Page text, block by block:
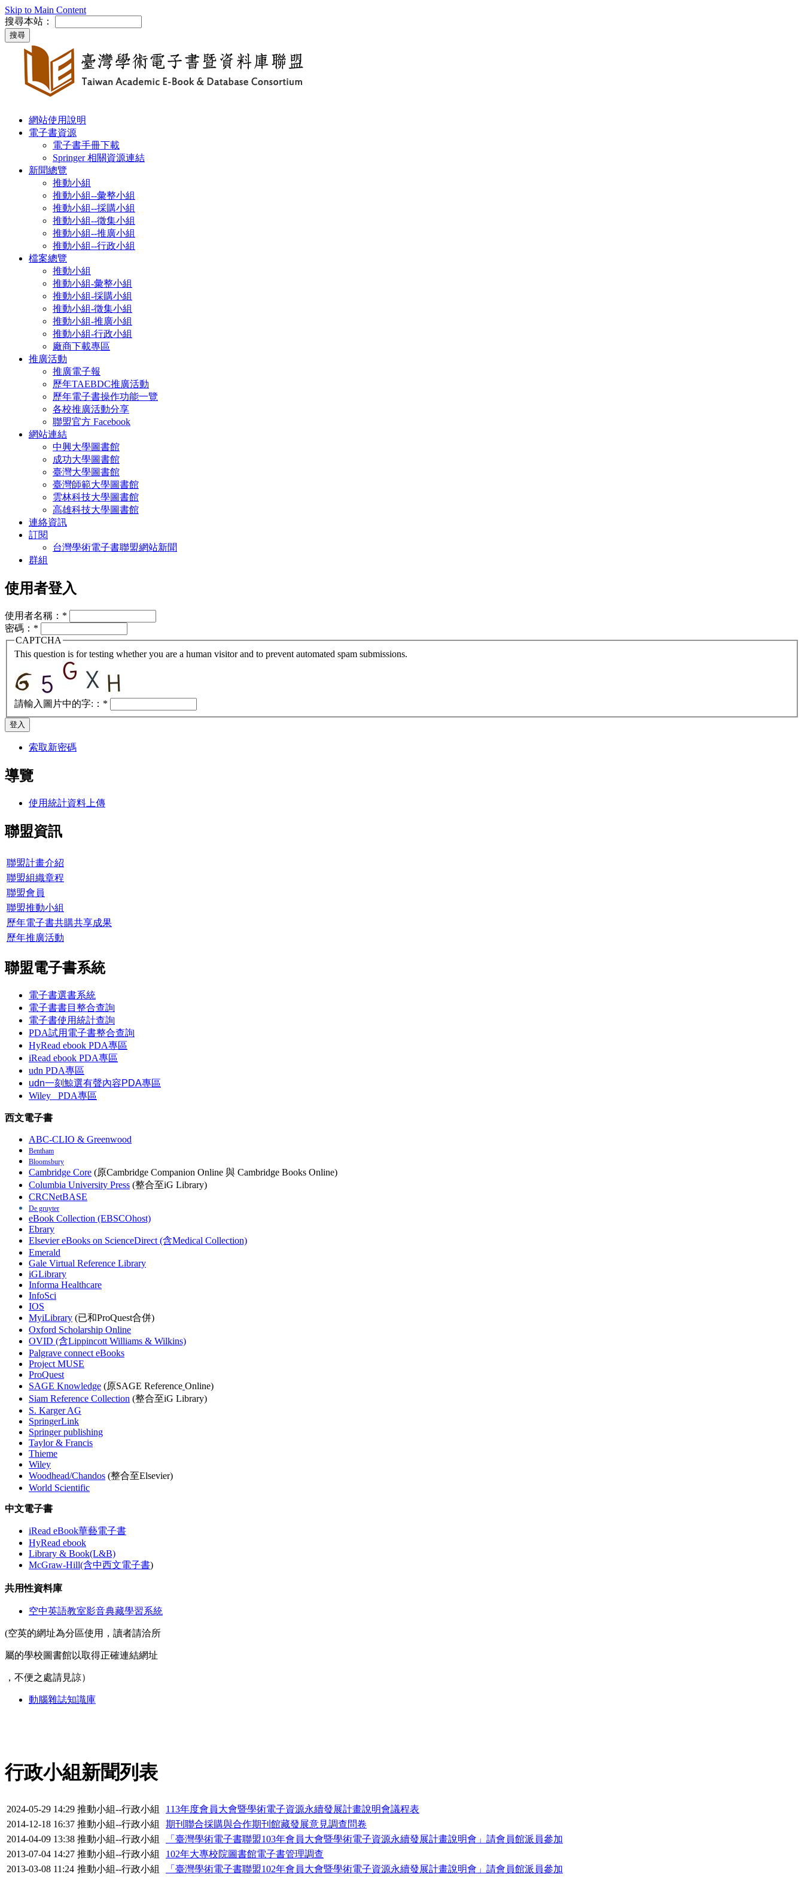
Skip to Main Content
搜尋本站：
網站使用說明
電子書資源
電子書手冊下載
Springer 相關資源連結
新聞總覽
推動小組
推動小組--彙整小組
推動小組--採購小組
推動小組--徵集小組
推動小組--推廣小組
推動小組--行政小組
檔案總覽
推動小組
推動小組-彙整小組
推動小組-採購小組
推動小組-徵集小組
推動小組-推廣小組
推動小組-行政小組
廠商下載專區
推廣活動
推廣電子報
歷年TAEBDC推廣活動
歷年電子書操作功能一覽
各校推廣活動分享
聯盟官方 Facebook
網站連結
中興大學圖書館
成功大學圖書館
臺灣大學圖書館
臺灣師範大學圖書館
雲林科技大學圖書館
高雄科技大學圖書館
連絡資訊
訂閱
台灣學術電子書聯盟網站新聞
群組
使用者登入
使用者名稱： *
密碼： *
CAPTCHA
This question is for testing whether you are a human visitor and to prevent automated spam submissions.
請輸入圖片中的字:： *
索取新密碼
導覽
使用統計資料上傳
聯盟資訊
聯盟計畫介紹
聯盟組織章程
聯盟會員
聯盟推動小組
歷年電子書共購共享成果
歷年推廣活動
聯盟電子書系統
電子書選書系統
電子書書目整合查詢
電子書使用統計查詢
PDA試用電子書整合查詢
HyRead ebook PDA專區
iRead ebook PDA專區
udn PDA專區
udn一刻鯨選有聲內容PDA專區
Wiley
PDA專區
西文電子書
ABC-CLIO & Greenwood
Bentham
Bloomsbury
Cambridge Core (原Cambridge Companion Online 與 Cambridge Books Online)
Columbia University Press (整合至iG Library)
CRCNetBASE
De gruyter
eBook Collection (EBSCOhost)
Ebrary
Elsevier eBooks on ScienceDirect (含Medical Collection)
Emerald
Gale Virtual Reference Library
iGLibrary
Informa Healthcare
InfoSci
IOS
MyiLibrary (已和ProQuest合併)
Oxford Scholarship Online
OVID (含Lippincott Williams & Wilkins)
Palgrave connect eBooks
Project MUSE
ProQuest
SAGE Knowledge (原SAGE Reference Online)
Siam Reference Collection (整合至iG Library)
S. Karger AG
SpringerLink
Springer publishing
Taylor & Francis
Thieme
Wiley
Woodhead/Chandos (整合至Elsevier)
World Scientific
中文電子書
iRead eBook華藝電子書
HyRead ebook
Library & Book(L&B)
McGraw-Hill(含中西文電子書)
共用性資料庫
空中英語教室影音典藏學習系統
(空英的網址為分區使用，讀者請洽所
屬的學校圖書館以取得正確連結網址
，不便之處請見諒）
動腦雜誌知識庫
行政小組新聞列表
2024-05-29 14:29 推動小組--行政小組
113年度會員大會暨學術電子資源永續發展計畫說明會議程表
2014-12-18 16:37 推動小組--行政小組
期刊聯合採購與合作期刊館藏發展意見調查問卷
2014-04-09 13:38 推動小組--行政小組
「臺灣學術電子書聯盟103年會員大會暨學術電子資源永續發展計畫說明會」請會員館派員參加
2013-07-04 14:27 推動小組--行政小組
102年大專校院圖書館電子書管理調查
2013-03-08 11:24 推動小組--行政小組
「臺灣學術電子書聯盟102年會員大會暨學術電子資源永續發展計畫說明會」請會員館派員參加